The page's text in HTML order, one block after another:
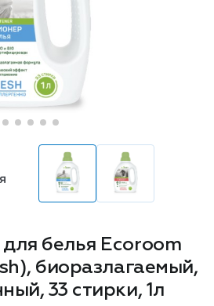
белья Ecoroom
биоразлагаемый,
33 стирки, 1л